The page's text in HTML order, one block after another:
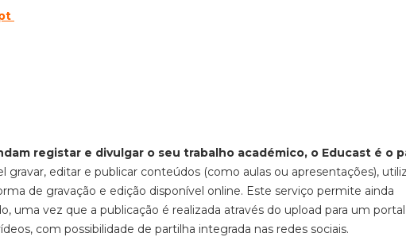
registar e divulgar o seu trabalho académico, o Educast é o
gravar, editar e publicar conteúdos (como aulas ou apresentações),
de gravação e edição disponível online. Este serviço permite ainda
uma vez que a publicação é realizada através do upload para um portal
com possibilidade de partilha integrada nas redes sociais.